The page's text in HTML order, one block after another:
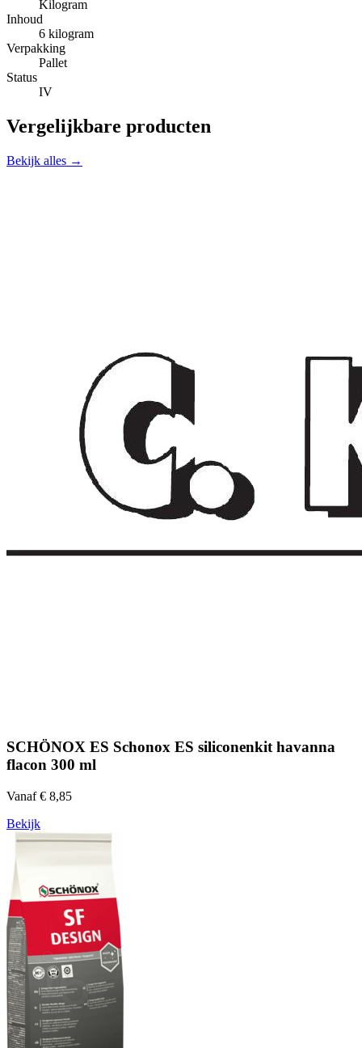
Kilogram
Inhoud
6 kilogram
Verpakking
Pallet
Status
IV
Vergelijkbare producten
Bekijk alles →
SCHÖNOX ES Schonox ES siliconenkit havanna
flacon 300 ml
Vanaf € 8,85
Bekijk